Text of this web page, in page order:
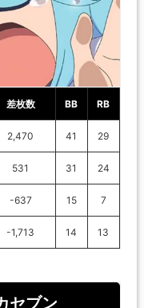
差枚数 BB RB
2,470 41 29
531 31 24
-637 15 7
-1,713 14 13
セブン